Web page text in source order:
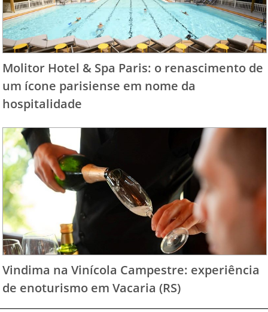
Molitor Hotel & Spa Paris: o renascimento de
um ícone parisiense em nome da
hospitalidade
Vindima na Vinícola Campestre: experiência
de enoturismo em Vacaria (RS)